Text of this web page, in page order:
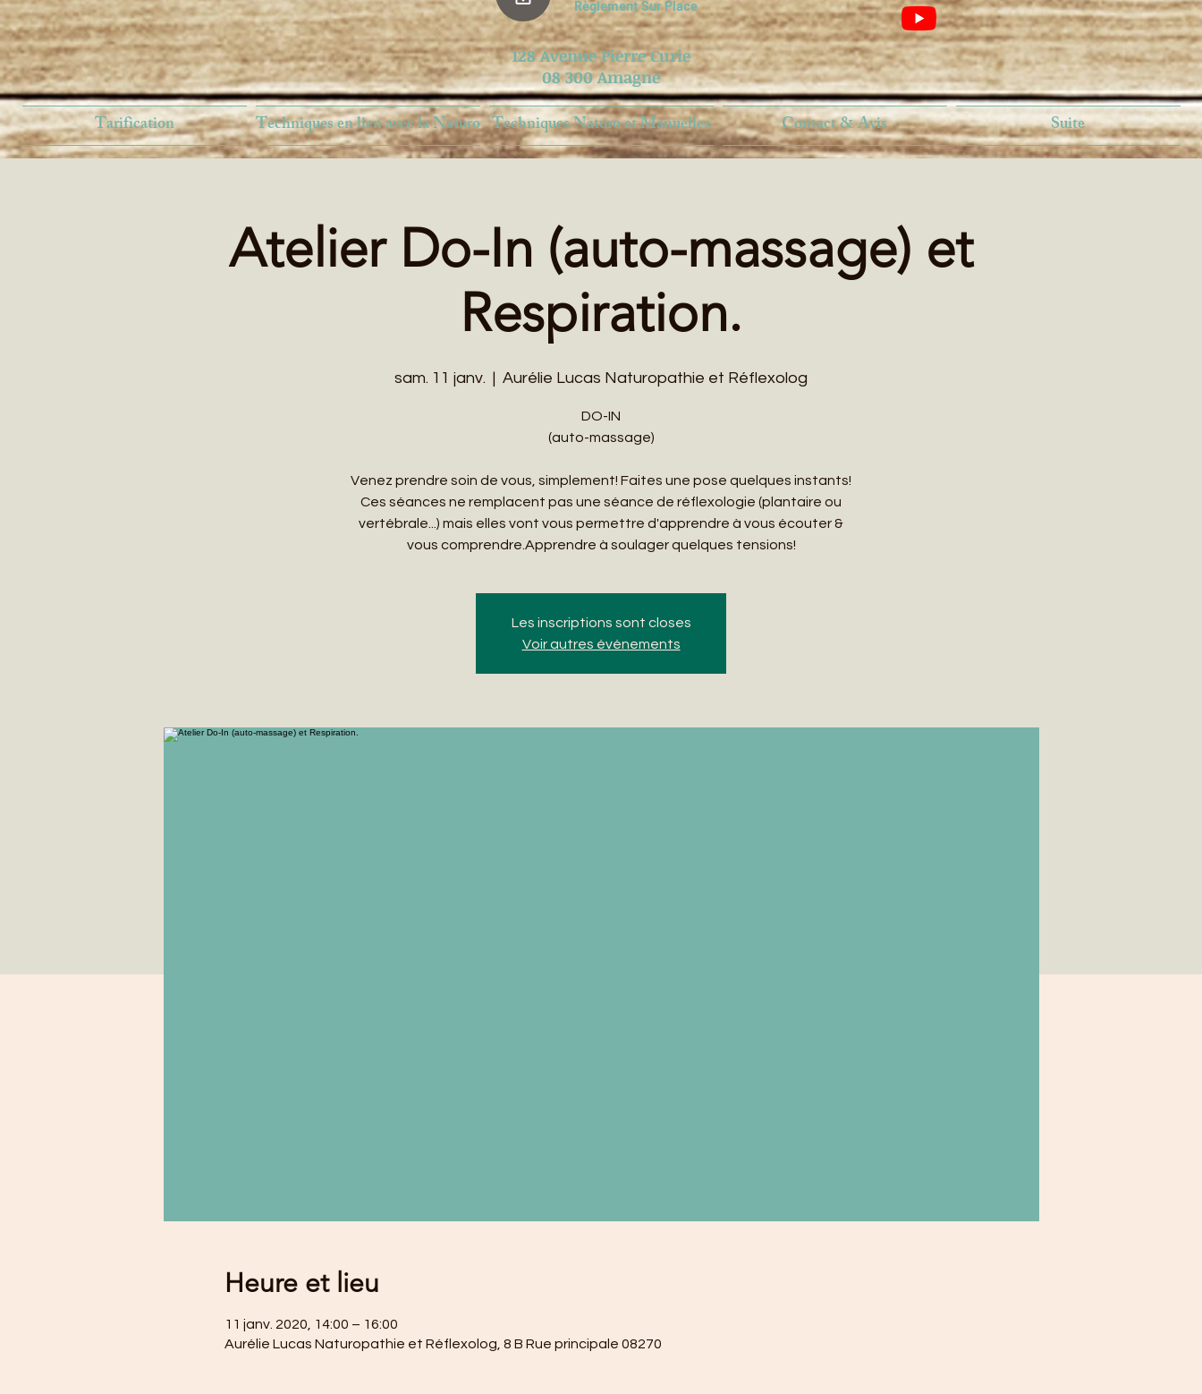
Règlement Sur Place
128 Avenue Pierre Curie
​08 300 Amagne
Tarification Techniques en lien avec la Naturo Techniques Naturo et Manuelles Contact & Avis Suite
Atelier Do-In (auto-massage) et
Respiration.
sam. 11 janv.
  |
Aurélie Lucas Naturopathie et Réflexolog
DO-IN
(auto-massage)
Venez prendre soin de vous, simplement! Faites une pose quelques instants!
Ces séances ne remplacent pas une séance de réflexologie (plantaire ou
vertébrale...) mais elles vont vous permettre d'apprendre à vous écouter &
Les inscriptions sont closes
Voir autres événements
Heure et lieu
11 janv. 2020, 14:00 – 16:00
Aurélie Lucas Naturopathie et Réflexolog, 8 B Rue principale 08270